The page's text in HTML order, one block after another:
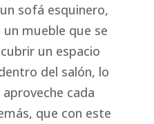
sofá esquinero,
mueble que se
un espacio
del salón, lo
cada
que con este